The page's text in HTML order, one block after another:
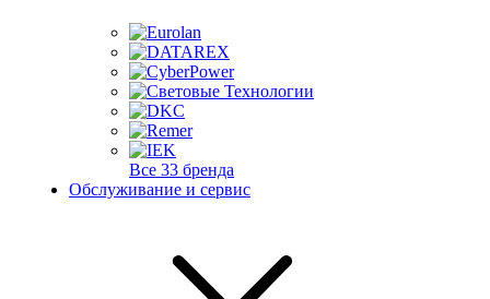
Все 33 бренда
Обслуживание и сервис